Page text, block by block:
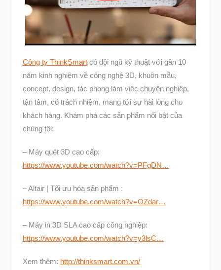
Tháng Mười Hai 2019
Tháng Mười Một 2019
Tháng Mười 2019
Tháng Chín 2019
Tháng Tám 2019
Tháng Sáu 2019
Tháng Ba 2019
Aerospace
File 3D
Giải pháp
Công ty ThinkSmart có đội ngũ kỹ thuật với gần 10
năm kinh nghiệm về công nghệ 3D, khuôn mẫu,
concept, design, tác phong làm việc chuyên nghiệp,
tận tâm, có trách nhiệm, mang tới sự hài lòng cho
khách hàng. Khám phá các sản phẩm nổi bật của
chúng tôi:
– Máy quét 3D cao cấp:
https://www.youtube.com/watch?v=PFgDN…
– Altair | Tối ưu hóa sản phẩm :
https://www.youtube.com/watch?v=OZdar…
– Máy in 3D SLA cao cấp công nghiệp:
https://www.youtube.com/watch?v=y3lsC…
Xem thêm: http://thinksmart.com.vn/